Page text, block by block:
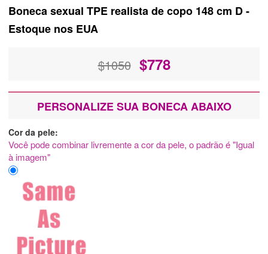
Boneca sexual TPE realista de copo 148 cm D -
Estoque nos EUA
$1050 $778
PERSONALIZE SUA BONECA ABAIXO
Cor da pele:
Você pode combinar livremente a cor da pele, o padrão é "Igual
à imagem"